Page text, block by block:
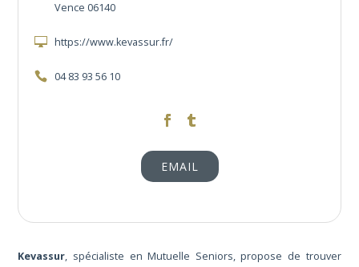
Vence 06140
https://www.kevassur.fr/
04 83 93 56 10
https://www.facebook.com/kevassur
https://twitter.com/kevassur/
EMAIL
Kevassur, spécialiste en Mutuelle Seniors, propose de trouver